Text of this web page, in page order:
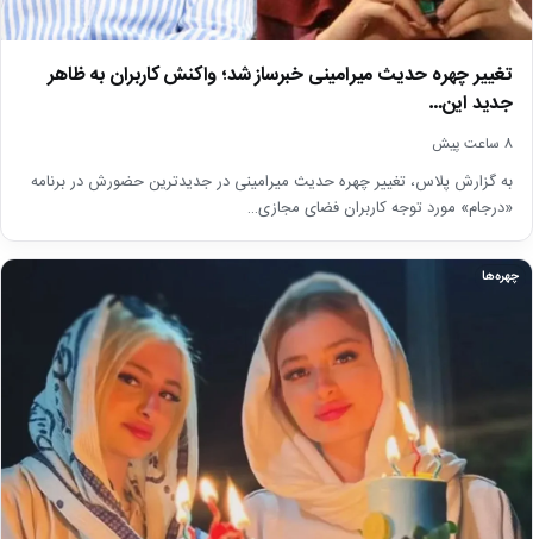
تغییر چهره حدیث میرامینی خبرساز شد؛ واکنش کاربران به ظاهر
جدید این…
8 ساعت پیش
به گزارش پلاس، تغییر چهره حدیث میرامینی در جدیدترین حضورش در برنامه
«درجام» مورد توجه کاربران فضای مجازی…
چهره‌ها